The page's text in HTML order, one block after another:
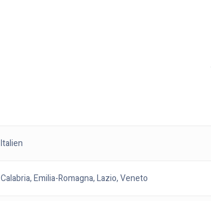
Italien
Calabria, Emilia-Romagna, Lazio, Veneto